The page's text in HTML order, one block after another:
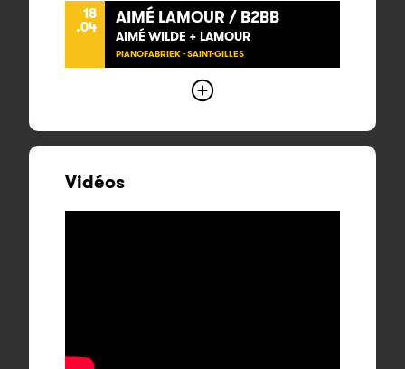
18
.04 AIMÉ LAMOUR / B2BB
AIMÉ WILDE + LAMOUR
PIANOFABRIEK - SAINT-GILLES
Vidéos